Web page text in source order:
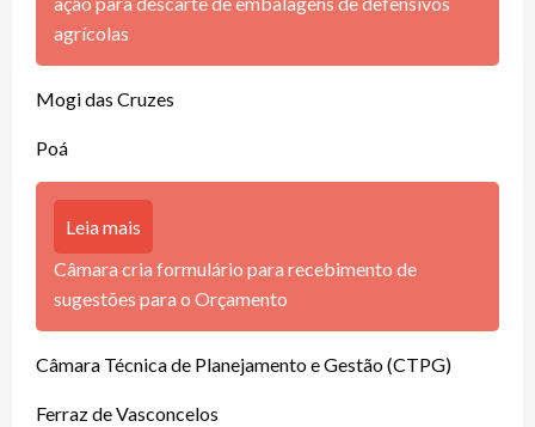
agrícolas
Mogi das Cruzes
Poá
Leia mais
Câmara cria formulário para recebimento de
sugestões para o Orçamento
Câmara Técnica de Planejamento e Gestão (CTPG)
Ferraz de Vasconcelos